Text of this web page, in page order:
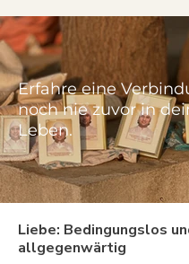
Erfahre eine
noch nie zuvor in
Leben.
Liebe: Bedingungslos
allgegenwärtig